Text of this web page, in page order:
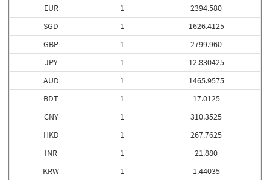
EUR
SGD
GBP
JPY
AUD
BDT
CNY
HKD
INR
KRW
1
1
1
1
1
1
1
1
1
1
2394.580
1626.4125
2799.960
12.830425
1465.9575
17.0125
310.3525
267.7625
21.880
1.44035